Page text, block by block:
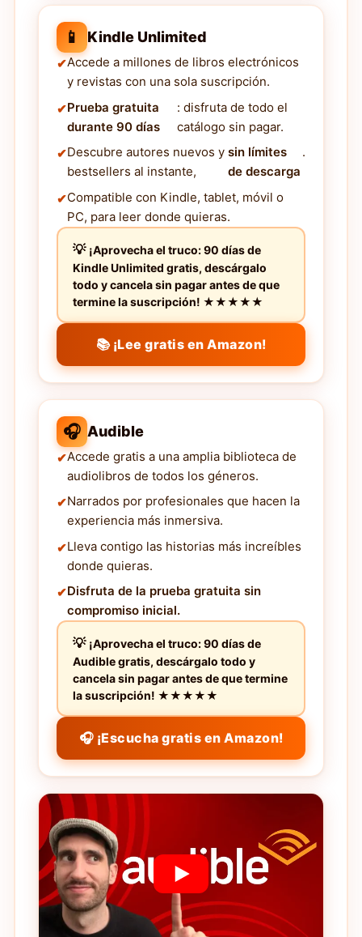
📱 Kindle Unlimited
Accede a millones de libros electrónicos
y revistas con una sola suscripción.
Prueba gratuita
durante 90 días
: disfruta de todo el
catálogo sin pagar.
Descubre autores nuevos y
bestsellers al instante,
sin límites
de descarga
.
Compatible con Kindle, tablet, móvil o
PC, para leer donde quieras.
¡Aprovecha el truco: 90 días de
Kindle Unlimited gratis, descárgalo
todo y cancela sin pagar antes de que
termine la suscripción! ★★★★★
📚 ¡Lee gratis en Amazon!
🎧 Audible
Accede gratis a una amplia biblioteca de
audiolibros de todos los géneros.
Narrados por profesionales que hacen la
experiencia más inmersiva.
Lleva contigo las historias más increíbles
donde quieras.
Disfruta de la prueba gratuita sin
compromiso inicial.
¡Aprovecha el truco: 90 días de
Audible gratis, descárgalo todo y
cancela sin pagar antes de que termine
la suscripción! ★★★★★
🎧 ¡Escucha gratis en Amazon!